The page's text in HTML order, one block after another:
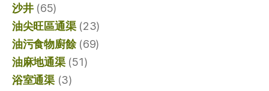
沙井(65)
油尖旺區通渠(23)
油污食物廚餘(69)
油麻地通渠(51)
浴室通渠(3)